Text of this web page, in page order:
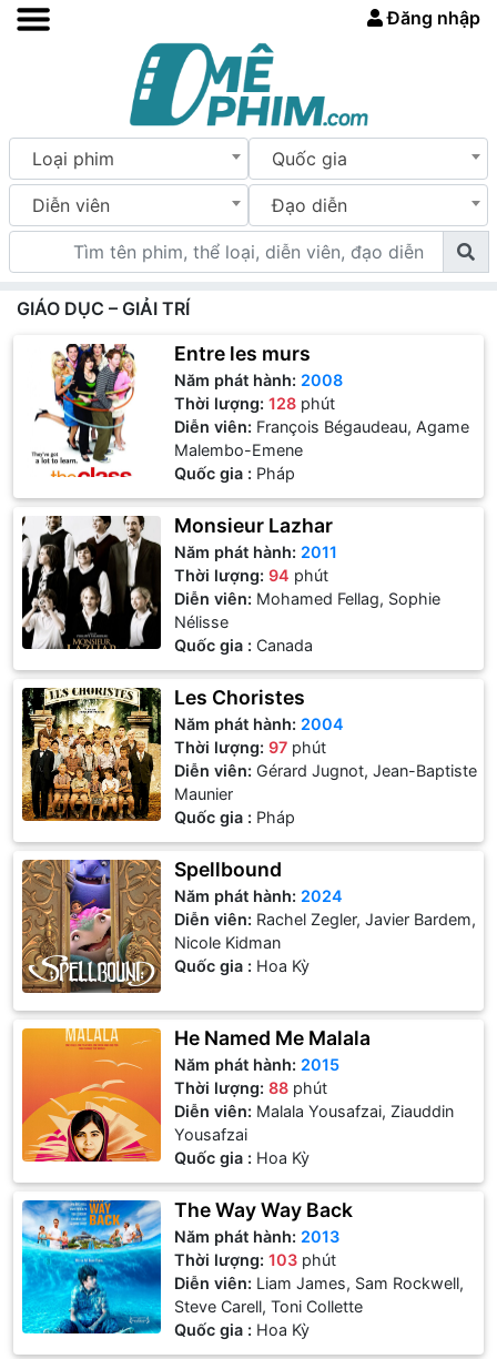
Đăng nhập
Loại phim Quốc gia
Diễn viên Đạo diễn
GIÁO DỤC – GIẢI TRÍ
Entre les murs
Năm phát hành: 2008
Thời lượng:128 phút
Diễn viên: François Bégaudeau, Agame
Malembo-Emene
Quốc gia : Pháp
Monsieur Lazhar
Năm phát hành: 2011
Thời lượng:94 phút
Diễn viên: Mohamed Fellag, Sophie
Nélisse
Quốc gia : Canada
Les Choristes
Năm phát hành: 2004
Thời lượng:97 phút
Diễn viên:Gérard Jugnot, Jean-Baptiste
Maunier
Quốc gia : Pháp
Spellbound
Năm phát hành: 2024
Diễn viên: Rachel Zegler, Javier Bardem,
Nicole Kidman
Quốc gia : Hoa Kỳ
He Named Me Malala
Năm phát hành: 2015
Thời lượng:88 phút
Diễn viên: Malala Yousafzai, Ziauddin
Yousafzai
Quốc gia : Hoa Kỳ
The Way Way Back
Năm phát hành: 2013
Thời lượng:103 phút
Diễn viên: Liam James, Sam Rockwell,
Steve Carell, Toni Collette
Quốc gia : Hoa Kỳ